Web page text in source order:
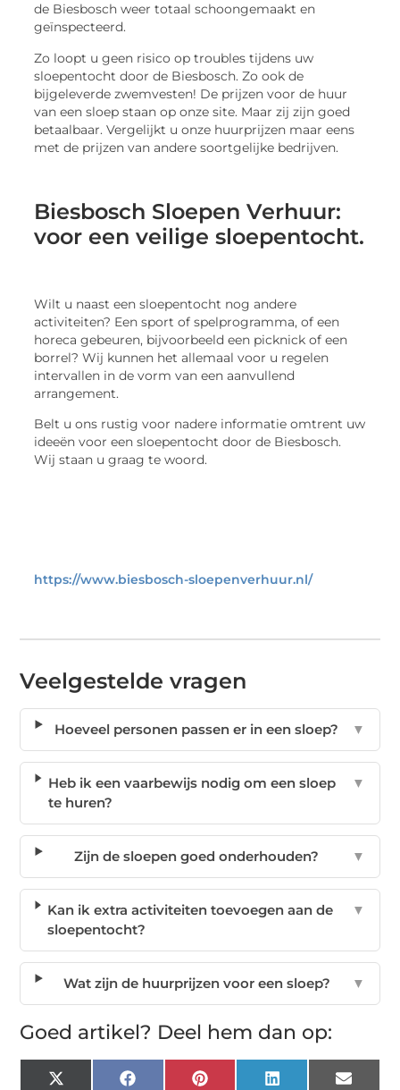
de Biesbosch weer totaal schoongemaakt en
geïnspecteerd.
Zo loopt u geen risico op troubles tijdens uw
sloepentocht door de Biesbosch. Zo ook de
bijgeleverde zwemvesten! De prijzen voor de huur
van een sloep staan op onze site. Maar zij zijn goed
betaalbaar. Vergelijkt u onze huurprijzen maar eens
met de prijzen van andere soortgelijke bedrijven.
Biesbosch Sloepen Verhuur:
voor een veilige sloepentocht.
Wilt u naast een sloepentocht nog andere
activiteiten? Een sport of spelprogramma, of een
horeca gebeuren, bijvoorbeeld een picknick of een
borrel? Wij kunnen het allemaal voor u regelen
intervallen in de vorm van een aanvullend
arrangement.
Belt u ons rustig voor nadere informatie omtrent uw
ideeën voor een sloepentocht door de Biesbosch.
Wij staan u graag te woord.
https://www.biesbosch-sloepenverhuur.nl/
Veelgestelde vragen
Hoeveel personen passen er in een sloep? ▼
Heb ik een vaarbewijs nodig om een sloep
te huren?
▼
Zijn de sloepen goed onderhouden? ▼
Kan ik extra activiteiten toevoegen aan de
sloepentocht?
▼
Wat zijn de huurprijzen voor een sloep? ▼
Goed artikel? Deel hem dan op:
X FacebookPinterest LinkedIn Email